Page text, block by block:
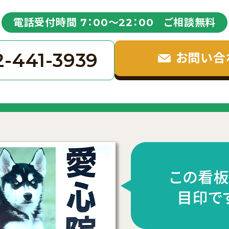
電話受付時間 7：00〜22：00 ご相談無料
441-3939 お問い合